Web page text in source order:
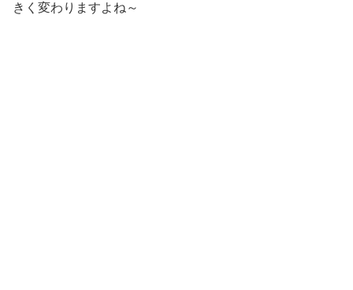
きく変わりますよね～